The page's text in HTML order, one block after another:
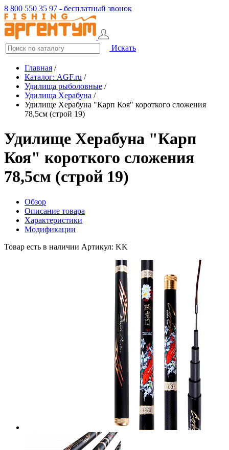
8 800 550 35 97 - бесплатный звонок
Искать
Главная /
Каталог: AGF.ru /
Удилища рыболовные /
Удилища Херабуна /
Удилище Херабуна "Карп Коя" короткого сложения
78,5см (строй 19)
Удилище Херабуна "Карп
Коя" короткого сложения
78,5см (строй 19)
Обзор
Описание товара
Характеристики
Модификации
Товар есть в наличии Артикул: KK